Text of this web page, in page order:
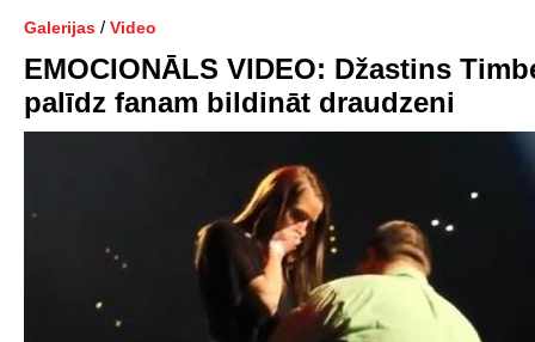
Galerijas / Video
EMOCIONĀLS VIDEO: Džastins
palīdz fanam bildināt draudzeni